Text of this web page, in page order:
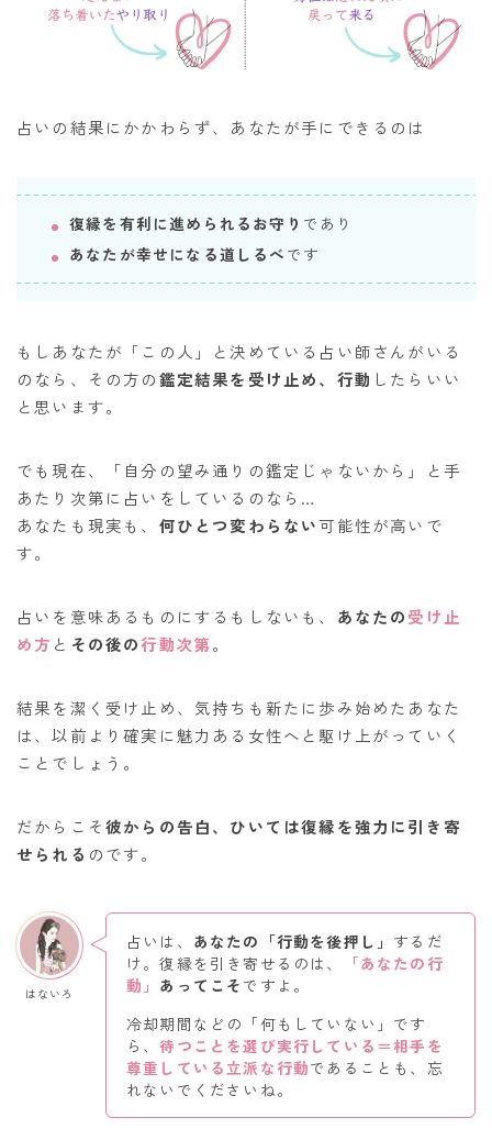
占いの結果にかかわらず、あなたが手にできるのは
復縁を有利に進められるお守り であり
あなたが幸せになる道しるべ です
もしあなたが「この人」と決めている占い師さんがいる
のなら、その方の鑑定結果を受け止め、行動 したらいい
と思います。
でも現在、「自分の望み通りの鑑定じゃないから」と手
あたり次第に占いをしているのなら…
あなたも現実も、 何ひとつ変わらない可能性が高いで
す。
占いを意味あるものにするもしないも、 あなたの受け止
め方 と その後の行動次第。
結果を潔く受け止め、気持ちも新たに歩み始めたあなた
は、以前より確実に魅力ある女性へと駆け上がっていく
ことでしょう。
だからこそ彼からの告白、ひいては復縁を強力に引き寄
せられる のです。
はないろ
占いは、 あなたの「行動を後押し」 するだ
け。復縁を引き寄せるのは、
「あなたの行
動」 あってこそ ですよ。
冷却期間などの「何もしていない」です
ら、待つことを選び実行している＝相手を
尊重している立派な行動であることも、忘
れないでくださいね。